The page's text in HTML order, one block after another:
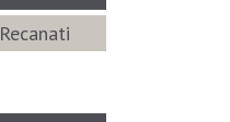
Recanati